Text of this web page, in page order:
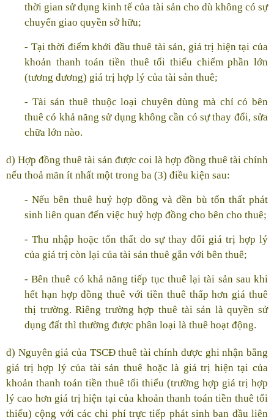
thời gian sử dụng kinh tế của tài sản cho dù không có sự
chuyển giao quyền sở hữu;
- Tại thời điểm khởi đầu thuê tài sản, giá trị hiện tại của
khoản thanh toán tiền thuê tối thiểu chiếm phần lớn
(tương đương) giá trị hợp lý của tài sản thuê;
- Tài sản thuê thuộc loại chuyên dùng mà chỉ có bên
thuê có khả năng sử dụng không cần có sự thay đổi, sửa
chữa lớn nào.
d) Hợp đồng thuê tài sản được coi là hợp đồng thuê tài chính
nếu thoả mãn ít nhất một trong ba (3) điều kiện sau:
- Nếu bên thuê huỷ hợp đồng và đền bù tổn thất phát
sinh liên quan đến việc huỷ hợp đồng cho bên cho thuê;
- Thu nhập hoặc tổn thất do sự thay đổi giá trị hợp lý
của giá trị còn lại của tài sản thuê gắn với bên thuê;
- Bên thuê có khả năng tiếp tục thuê lại tài sản sau khi
hết hạn hợp đồng thuê với tiền thuê thấp hơn giá thuê
thị trường. Riêng trường hợp thuê tài sản là quyền sử
dụng đất thì thường được phân loại là thuê hoạt động.
đ) Nguyên giá của TSCĐ thuê tài chính được ghi nhận bằng
giá trị hợp lý của tài sản thuê hoặc là giá trị hiện tại của
khoản thanh toán tiền thuê tối thiểu (trường hợp giá trị hợp
lý cao hơn giá trị hiện tại của khoản thanh toán tiền thuê tối
thiểu) cộng với các chi phí trực tiếp phát sinh ban đầu liên